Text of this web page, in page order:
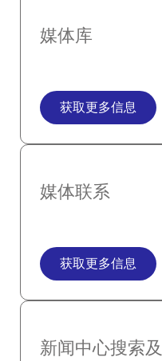
媒体库
获取更多信息
媒体联系
获取更多信息
新闻中心搜索